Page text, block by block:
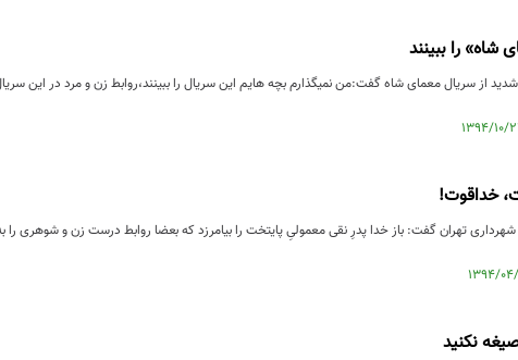
را ببینند
از سریال معمای شاه گفت:من نمیگذارم بچه هایم این سریال را ببینند،روابط زن و مرد در این
خداقوت!
تهران گفت: باز خدا پدرِ نقی معمولیِ پایتخت را بیامرزد که بعضا روابط درست زن و شوهری
نکنید